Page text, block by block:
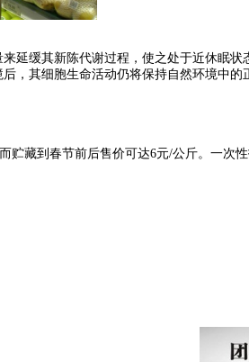
延缓其新陈代谢过程，使之处于近休眠状
，其细胞生命活动仍将保持自然环境中的
贮藏到春节前后售价可达6元/公斤。一次